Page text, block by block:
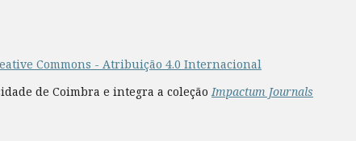
Commons - Atribuição 4.0 Internacional
de Coimbra e integra a coleçãoImpactum Journals